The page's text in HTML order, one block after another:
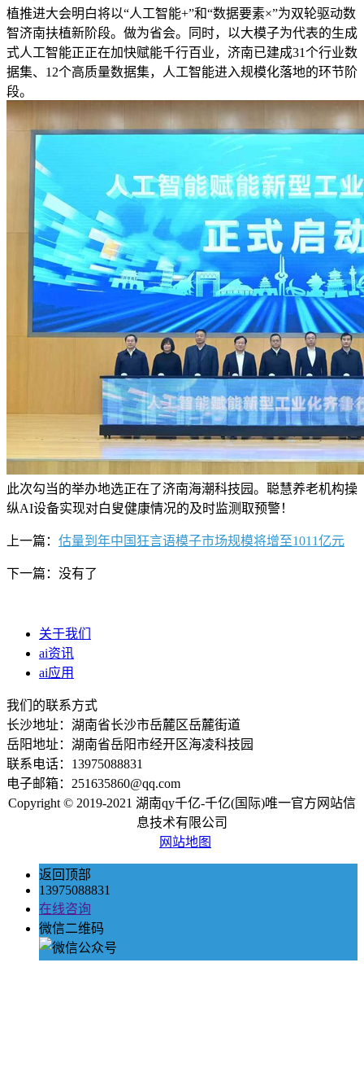
植推进大会明白将以“人工智能+”和“数据要素×”为双轮驱动数
智济南扶植新阶段。做为省会。同时，以大模子为代表的生成
式人工智能正正在加快赋能千行百业，济南已建成31个行业数
据集、12个高质量数据集，人工智能进入规模化落地的环节阶
段。
此次勾当的举办地选正在了济南海潮科技园。聪慧养老机构操
纵AI设备实现对白叟健康情况的及时监测取预警！
上一篇： 估量到年中国狂言语模子市场规模将增至1011亿元
下一篇：没有了
关于我们
ai资讯
ai应用
我们的联系方式
长沙地址：湖南省长沙市岳麓区岳麓街道
岳阳地址：湖南省岳阳市经开区海凌科技园
联系电话：13975088831
电子邮箱：251635860@qq.com
Copyright © 2019-2021 湖南qy千亿-千亿(国际)唯一官方网站信
息技术有限公司
网站地图
返回顶部
13975088831
在线咨询
微信二维码